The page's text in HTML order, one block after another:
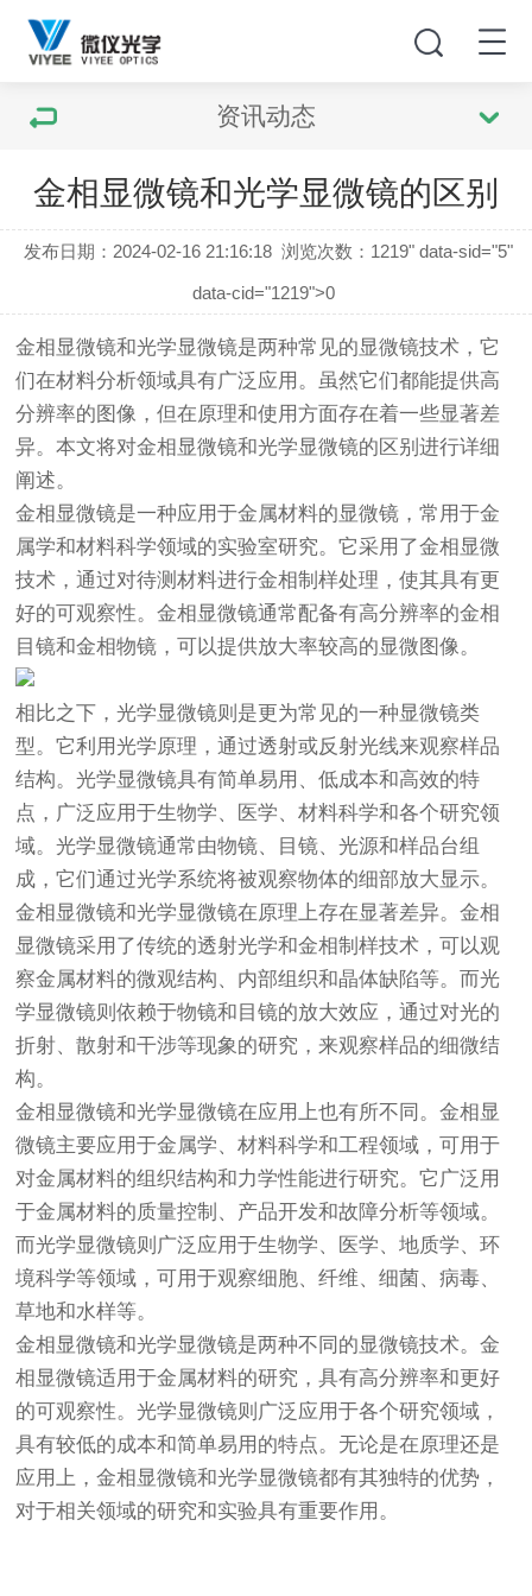
资讯动态
金相显微镜和光学显微镜的区别
发布日期：2024-02-16 21:16:18 浏览次数： 1219" data-sid="5"
data-cid="1219">0
金相显微镜和光学显微镜是两种常见的显微镜技术，它
们在材料分析领域具有广泛应用。虽然它们都能提供高
分辨率的图像，但在原理和使用方面存在着一些显著差
异。本文将对金相显微镜和光学显微镜的区别进行详细
阐述。
金相显微镜是一种应用于金属材料的显微镜，常用于金
属学和材料科学领域的实验室研究。它采用了金相显微
技术，通过对待测材料进行金相制样处理，使其具有更
好的可观察性。金相显微镜通常配备有高分辨率的金相
目镜和金相物镜，可以提供放大率较高的显微图像。
相比之下，光学显微镜则是更为常见的一种显微镜类
型。它利用光学原理，通过透射或反射光线来观察样品
结构。光学显微镜具有简单易用、低成本和高效的特
点，广泛应用于生物学、医学、材料科学和各个研究领
域。光学显微镜通常由物镜、目镜、光源和样品台组
成，它们通过光学系统将被观察物体的细部放大显示。
金相显微镜和光学显微镜在原理上存在显著差异。金相
显微镜采用了传统的透射光学和金相制样技术，可以观
察金属材料的微观结构、内部组织和晶体缺陷等。而光
学显微镜则依赖于物镜和目镜的放大效应，通过对光的
折射、散射和干涉等现象的研究，来观察样品的细微结
构。
金相显微镜和光学显微镜在应用上也有所不同。金相显
微镜主要应用于金属学、材料科学和工程领域，可用于
对金属材料的组织结构和力学性能进行研究。它广泛用
于金属材料的质量控制、产品开发和故障分析等领域。
而光学显微镜则广泛应用于生物学、医学、地质学、环
境科学等领域，可用于观察细胞、纤维、细菌、病毒、
草地和水样等。
金相显微镜和光学显微镜是两种不同的显微镜技术。金
相显微镜适用于金属材料的研究，具有高分辨率和更好
的可观察性。光学显微镜则广泛应用于各个研究领域，
具有较低的成本和简单易用的特点。无论是在原理还是
应用上，金相显微镜和光学显微镜都有其独特的优势，
对于相关领域的研究和实验具有重要作用。